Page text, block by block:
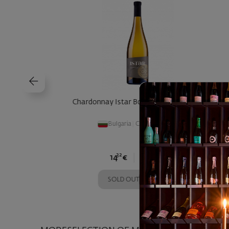
Chardonnay Istar Bononia Estate 2020
Bulgaria Chardonnay
1432 €
SOLD OUT